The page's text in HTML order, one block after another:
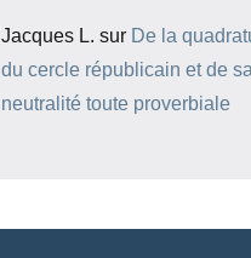
Jacques L. sur De la
du cercle républicain et de sa
neutralité toute proverbiale